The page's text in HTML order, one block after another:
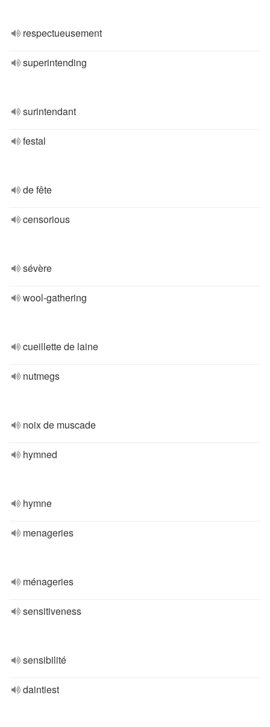
respectueusement
superintending
surintendant
festal
de fête
censorious
sévère
wool-gathering
cueillette de laine
nutmegs
noix de muscade
hymned
hymne
menageries
ménageries
sensitiveness
sensibilité
daintiest